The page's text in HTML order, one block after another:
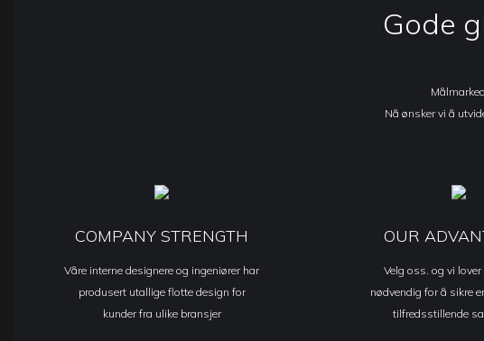
Gode
Nå ønsker vi å
COMPANY STRENGTH
Våre interne designere og ingeniører har
produsert utallige flotte design for
kunder fra ulike bransjer
OUR
Velg oss. og vi
nødvendig for å sikre
tilfredsstillende